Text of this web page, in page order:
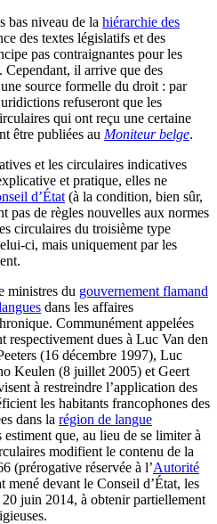
bas niveau de la hiérarchie des
des textes législatifs et des
pas contraignantes pour les
. Cependant, il arrive que des
source formelle du droit : par
refuseront que les
qui ont reçu une certaine
être publiées au Moniteur belge.
et les circulaires indicatives
et pratique, elles ne
d’État (à la condition, bien sûr,
pas de règles nouvelles aux normes
circulaires du troisième type
ci, mais uniquement par les
ministres du gouvernement flamand
dans les affaires
Communément appelées
respectivement dues à Luc Van den
(16 décembre 1997), Luc
Keulen (8 juillet 2005) et Geert
à restreindre l’application des
les habitants francophones des
dans la région de langue
estiment que, au lieu de se limiter à
modifient le contenu de la
(prérogative réservée à l’Autorité
mené devant le Conseil d’État, les
juin 2014, à obtenir partiellement